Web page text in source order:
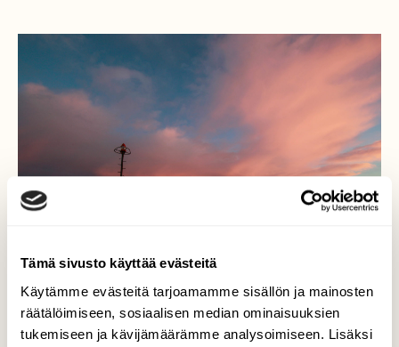
Tämä sivusto käyttää evästeitä
Käytämme evästeitä tarjoamamme sisällön ja mainosten
räätälöimiseen, sosiaalisen median ominaisuuksien
tukemiseen ja kävijämäärämme analysoimiseen. Lisäksi